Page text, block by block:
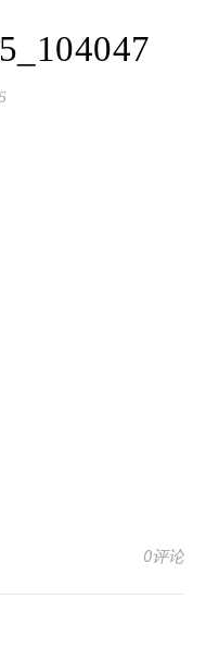
0评论